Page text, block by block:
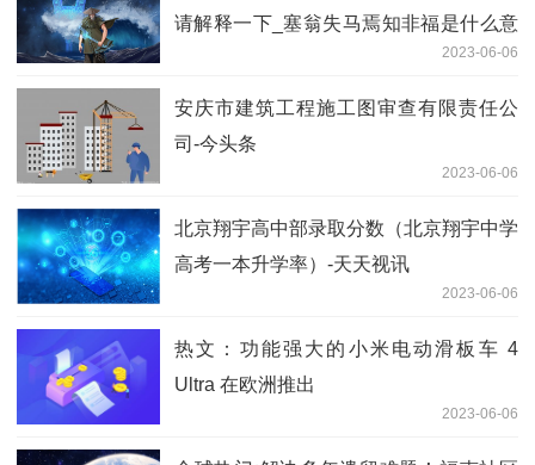
请解释一下_塞翁失马焉知非福是什么意
2023-06-06
安庆市建筑工程施工图审查有限责任公
司-今头条
2023-06-06
北京翔宇高中部录取分数（北京翔宇中学
高考一本升学率）-天天视讯
2023-06-06
热文：功能强大的小米电动滑板车 4
Ultra 在欧洲推出
2023-06-06